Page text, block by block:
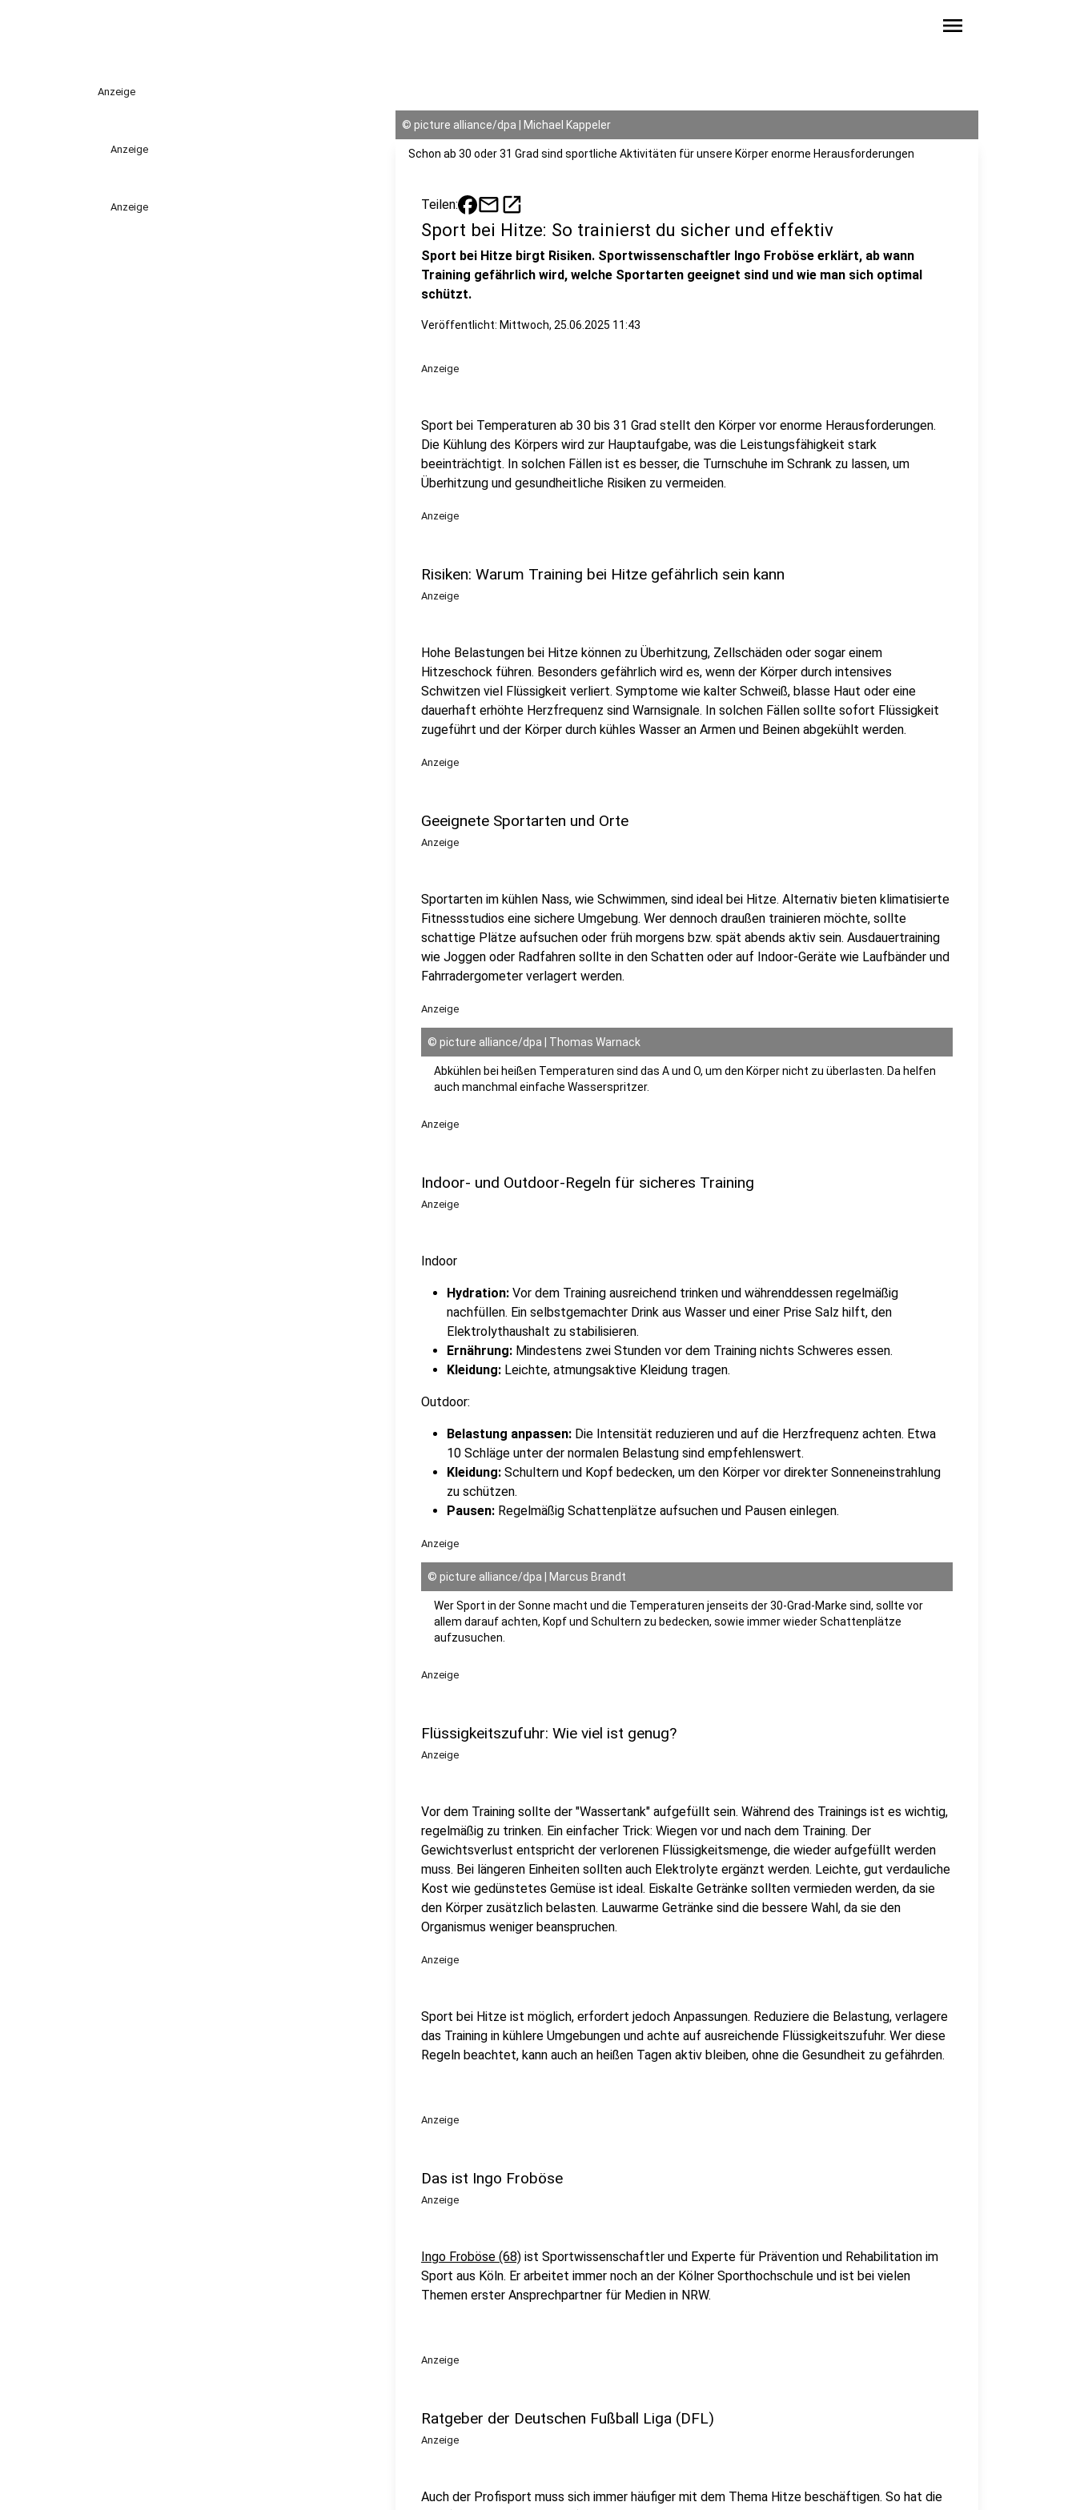
menu
Anzeige
Anzeige
Anzeige
© picture alliance/dpa | Michael Kappeler
Schon ab 30 oder 31 Grad sind sportliche Aktivitäten für unsere Körper enorme Herausforderungen
Teilen: mailopen_in_new
Sport bei Hitze: So trainierst du sicher und effektiv
Sport bei Hitze birgt Risiken. Sportwissenschaftler Ingo Froböse erklärt, ab wann
Training gefährlich wird, welche Sportarten geeignet sind und wie man sich optimal
schützt.
Veröffentlicht: Mittwoch, 25.06.2025 11:43
Anzeige
Sport bei Temperaturen ab 30 bis 31 Grad stellt den Körper vor enorme Herausforderungen.
Die Kühlung des Körpers wird zur Hauptaufgabe, was die Leistungsfähigkeit stark
beeinträchtigt. In solchen Fällen ist es besser, die Turnschuhe im Schrank zu lassen, um
Überhitzung und gesundheitliche Risiken zu vermeiden.
Anzeige
Risiken: Warum Training bei Hitze gefährlich sein kann
Anzeige
Hohe Belastungen bei Hitze können zu Überhitzung, Zellschäden oder sogar einem
Hitzeschock führen. Besonders gefährlich wird es, wenn der Körper durch intensives
Schwitzen viel Flüssigkeit verliert. Symptome wie kalter Schweiß, blasse Haut oder eine
dauerhaft erhöhte Herzfrequenz sind Warnsignale. In solchen Fällen sollte sofort Flüssigkeit
zugeführt und der Körper durch kühles Wasser an Armen und Beinen abgekühlt werden.
Anzeige
Geeignete Sportarten und Orte
Anzeige
Sportarten im kühlen Nass, wie Schwimmen, sind ideal bei Hitze. Alternativ bieten klimatisierte
Fitnessstudios eine sichere Umgebung. Wer dennoch draußen trainieren möchte, sollte
schattige Plätze aufsuchen oder früh morgens bzw. spät abends aktiv sein. Ausdauertraining
wie Joggen oder Radfahren sollte in den Schatten oder auf Indoor-Geräte wie Laufbänder und
Fahrradergometer verlagert werden.
Anzeige
© picture alliance/dpa | Thomas Warnack
Abkühlen bei heißen Temperaturen sind das A und O, um den Körper nicht zu überlasten. Da helfen
auch manchmal einfache Wasserspritzer.
Anzeige
Indoor- und Outdoor-Regeln für sicheres Training
Anzeige
Indoor
Hydration: Vor dem Training ausreichend trinken und währenddessen regelmäßig
nachfüllen. Ein selbstgemachter Drink aus Wasser und einer Prise Salz hilft, den
Elektrolythaushalt zu stabilisieren.
Ernährung: Mindestens zwei Stunden vor dem Training nichts Schweres essen.
Kleidung: Leichte, atmungsaktive Kleidung tragen.
Outdoor:
Belastung anpassen: Die Intensität reduzieren und auf die Herzfrequenz achten. Etwa
10 Schläge unter der normalen Belastung sind empfehlenswert.
Kleidung: Schultern und Kopf bedecken, um den Körper vor direkter Sonneneinstrahlung
zu schützen.
Pausen: Regelmäßig Schattenplätze aufsuchen und Pausen einlegen.
Anzeige
© picture alliance/dpa | Marcus Brandt
Wer Sport in der Sonne macht und die Temperaturen jenseits der 30-Grad-Marke sind, sollte vor
allem darauf achten, Kopf und Schultern zu bedecken, sowie immer wieder Schattenplätze
aufzusuchen.
Anzeige
Flüssigkeitszufuhr: Wie viel ist genug?
Anzeige
Vor dem Training sollte der "Wassertank" aufgefüllt sein. Während des Trainings ist es wichtig,
regelmäßig zu trinken. Ein einfacher Trick: Wiegen vor und nach dem Training. Der
Gewichtsverlust entspricht der verlorenen Flüssigkeitsmenge, die wieder aufgefüllt werden
muss. Bei längeren Einheiten sollten auch Elektrolyte ergänzt werden. Leichte, gut verdauliche
Kost wie gedünstetes Gemüse ist ideal. Eiskalte Getränke sollten vermieden werden, da sie
den Körper zusätzlich belasten. Lauwarme Getränke sind die bessere Wahl, da sie den
Organismus weniger beanspruchen.
Anzeige
Sport bei Hitze ist möglich, erfordert jedoch Anpassungen. Reduziere die Belastung, verlagere
das Training in kühlere Umgebungen und achte auf ausreichende Flüssigkeitszufuhr. Wer diese
Regeln beachtet, kann auch an heißen Tagen aktiv bleiben, ohne die Gesundheit zu gefährden.
Anzeige
Das ist Ingo Froböse
Anzeige
Ingo Froböse (68) ist Sportwissenschaftler und Experte für Prävention und Rehabilitation im
Sport aus Köln. Er arbeitet immer noch an der Kölner Sporthochschule und ist bei vielen
Themen erster Ansprechpartner für Medien in NRW.
Anzeige
Ratgeber der Deutschen Fußball Liga (DFL)
Anzeige
Auch der Profisport muss sich immer häufiger mit dem Thema Hitze beschäftigen. So hat die